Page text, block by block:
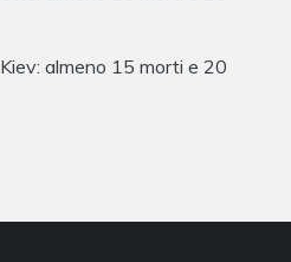
almeno 15 morti e 20